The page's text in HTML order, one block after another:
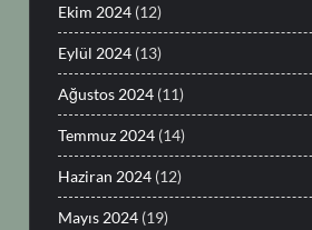
Ekim 2024 (12)
Eylül 2024 (13)
Ağustos 2024 (11)
Temmuz 2024 (14)
Haziran 2024 (12)
Mayıs 2024 (19)